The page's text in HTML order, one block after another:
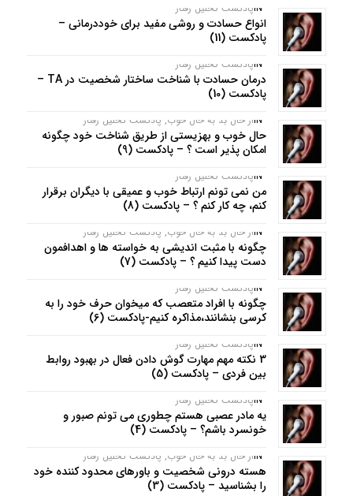
INپادکست تحلیل رفتار
انواع حسادت و روشی مفید برای خوددرمانی –
پادکست (11)
INپادکست تحلیل رفتار
درمان حسادت با شناخت ساختار شخصیت در TA –
پادکست (10)
INاز حال بد به حال خوب, پادکست تحلیل رفتار
حال خوب و بهزیستی از طریق شناخت خود چگونه
امکان پذیر است ؟ – پادکست (9)
INپادکست تحلیل رفتار
من نمی تونم ارتباط خوب و عمیقی با دیگران برقرار
کنم، چه کار کنم ؟ – پادکست (8)
INاز حال بد به حال خوب, پادکست تحلیل رفتار
چگونه با مثبت اندیشی به خواسته ها و اهدافمون
دست پیدا کنیم ؟ – پادکست (7)
INپادکست تحلیل رفتار
چگونه با افراد متعصب که میخوان حرف خود را به
کرسی بنشانند،مذاکره کنیم-پادکست (6)
INپادکست تحلیل رفتار
3 نکته مهم مهارت گوش دادن فعال در بهبود روابط
بین فردی – پادکست (5)
INپادکست تحلیل رفتار
یه مادر عصبی هستم چطوری می تونم صبور و
خونسرد باشم؟ – پادکست (4)
INاز حال بد به حال خوب, پادکست تحلیل رفتار
هسته درونی شخصیت و باورهای محدود کننده خود
را بشناسید – پادکست (3)